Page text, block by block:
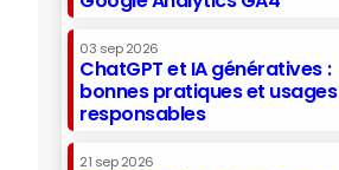
03 sep 2026
ChatGPT et IA génératives :
bonnes pratiques et usages
responsables
21 sep 2026